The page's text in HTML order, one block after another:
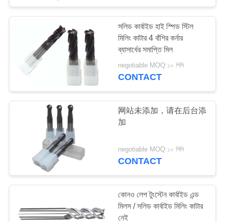
স্কয়ার এন্ড মিল
সিএনসি শেষ মিল
28
13
সলিড কার্বাইড হাই স্পিড স্টিল
মিলিং কাটার 4 বাঁশির কর্নার
ব্যাসার্ধের সমাপ্তি মিল
negotiable MOQ:১০ পিসি
CONTACT
网站未添加，请在后台添
加
negotiable MOQ:১০ পিসি
CONTACT
কোনও লেপ টুংস্টেন কার্বাইড এন্ড
মিলস / সলিড কার্বাইড মিলিং কাটার
নেই